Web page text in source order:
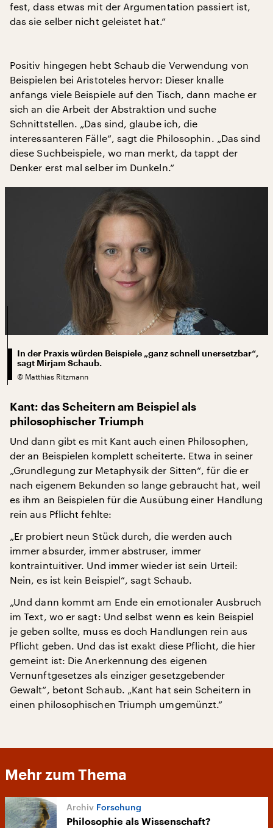
fest, dass etwas mit der Argumentation passiert ist,
das sie selber nicht geleistet hat.“
Positiv hingegen hebt Schaub die Verwendung von
Beispielen bei Aristoteles hervor: Dieser knalle
anfangs viele Beispiele auf den Tisch, dann mache er
sich an die Arbeit der Abstraktion und suche
Schnittstellen. „Das sind, glaube ich, die
interessanteren Fälle“, sagt die Philosophin. „Das sind
diese Suchbeispiele, wo man merkt, da tappt der
Denker erst mal selber im Dunkeln.“
In der Praxis würden Beispiele „ganz schnell unersetzbar“,
sagt Mirjam Schaub.
© Matthias Ritzmann
Kant: das Scheitern am Beispiel als
philosophischer Triumph
Und dann gibt es mit Kant auch einen Philosophen,
der an Beispielen komplett scheiterte. Etwa in seiner
„Grundlegung zur Metaphysik der Sitten“, für die er
nach eigenem Bekunden so lange gebraucht hat, weil
es ihm an Beispielen für die Ausübung einer Handlung
rein aus Pflicht fehlte:
„Er probiert neun Stück durch, die werden auch
immer absurder, immer abstruser, immer
kontraintuitiver. Und immer wieder ist sein Urteil:
Nein, es ist kein Beispiel“, sagt Schaub.
„Und dann kommt am Ende ein emotionaler Ausbruch
im Text, wo er sagt: Und selbst wenn es kein Beispiel
je geben sollte, muss es doch Handlungen rein aus
Pflicht geben. Und das ist exakt diese Pflicht, die hier
gemeint ist: Die Anerkennung des eigenen
Vernunftgesetzes als einziger gesetzgebender
Gewalt“, betont Schaub. „Kant hat sein Scheitern in
einen philosophischen Triumph umgemünzt.“
Mehr zum Thema
Forschung
Philosophie als Wissenschaft?